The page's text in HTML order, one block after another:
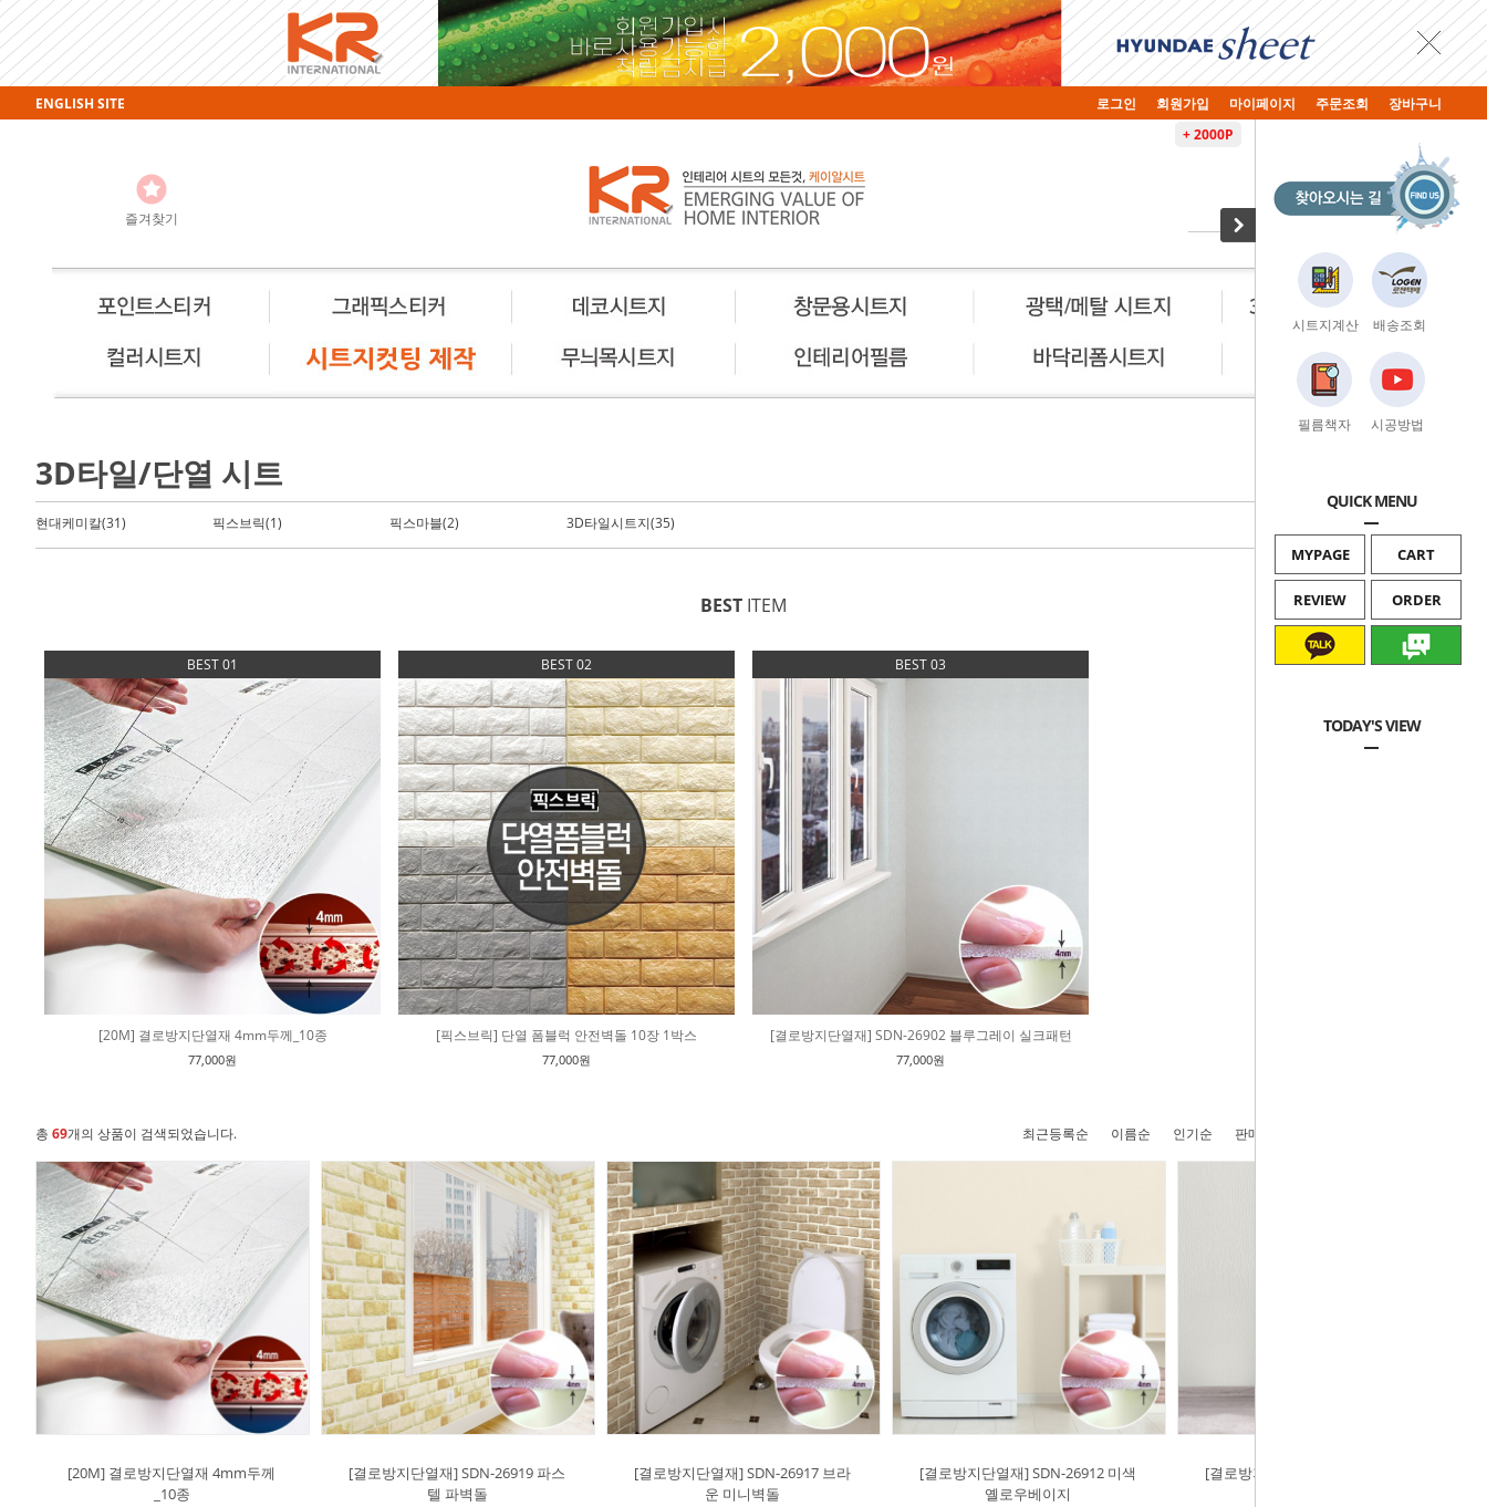
시트지계산 배송조회
필름책자 시공방법
QUICK MENU
MYPAGE CART
REVIEW ORDER
TODAY'S VIEW
ENGLISH SITE 로그인 회원가입 마이페이지 주문조회
장바구니
+ 2000P
즐겨찾기
· HOME>3D타일/단열 시트
3D타일/단열 시트
현대케미칼(31) 픽스브릭(1) 픽스마블(2) 3D타일시트지(35)
BEST ITEM
BEST 01
[20M] 결로방지단열재 4mm두께_10종
77,000원
BEST 02
[픽스브릭] 단열 폼블럭 안전벽돌 10장 1박스
77,000원
BEST 03
[결로방지단열재] SDN-26902 블루그레이 실크패턴
77,000원
총 69개의 상품이 검색되었습니다. 최근등록순 이름순 인기순 판매순
[20M] 결로방지단열재 4mm두께
_10종
[결로방지단열재] SDN-26919 파스
텔 파벽돌
[결로방지단열재] SDN-26917 브라
운 미니벽돌
[결로방지단열재] SDN-26912 미색
옐로우베이지
[결로방지단열재] SDN-26911 크림